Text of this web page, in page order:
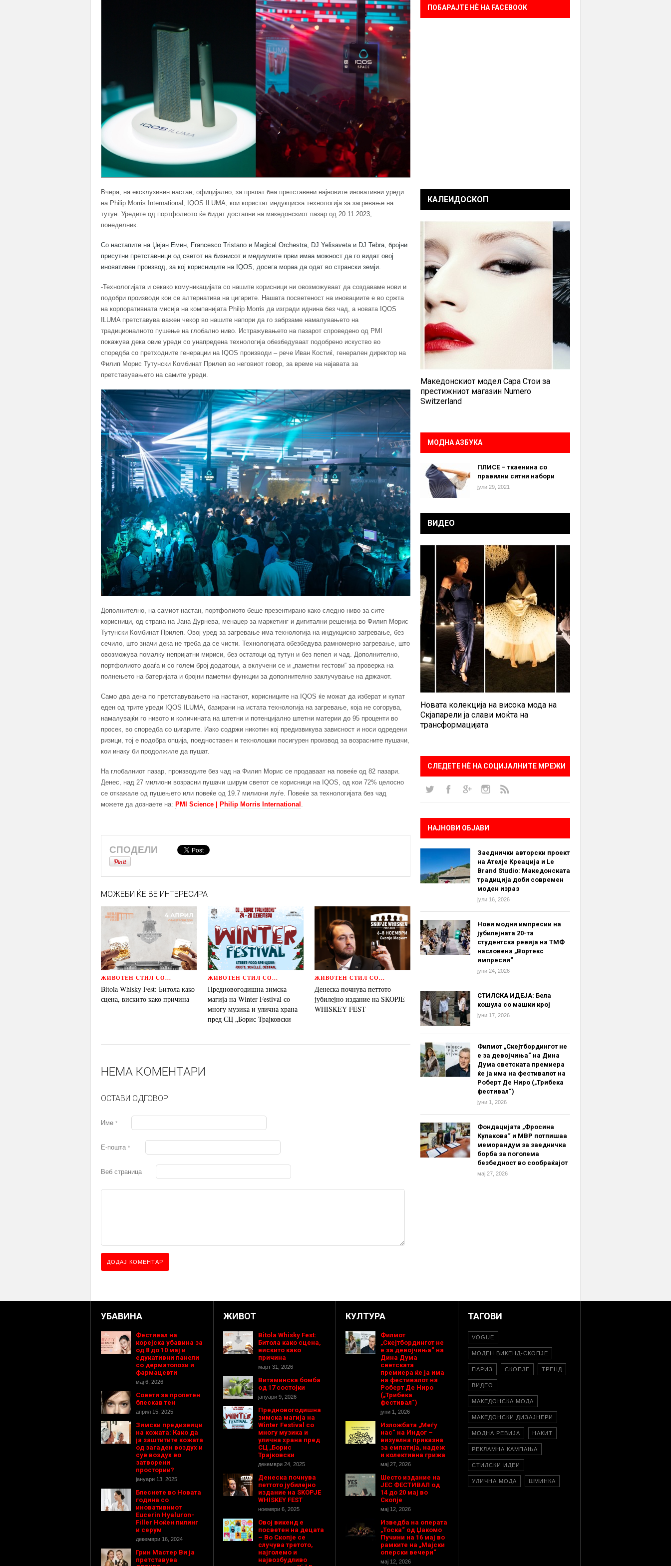
Вчера, на ексклузивен настан, официјално, за првпат беа претставени најновите иновативни уреди
на Philip Morris International, IQOS ILUMA, кои користат индукциска технологија за загревање на
тутун. Уредите од портфолиото ќе бидат достапни на македонскиот пазар од 20.11.2023,
понеделник.
Со настапите на Џијан Емин, Francesco Tristano и Magical Orchestra, DJ Yelisaveta и DJ Tebra, бројни
присутни претставници од светот на бизнисот и медиумите први имаа можност да го видат овој
иновативен производ, за кој корисниците на IQOS, досега мораа да одат во странски земји.
-Технологијата и секако комуникацијата со нашите корисници ни овозможуваат да создаваме нови и
подобри производи кои се алтернатива на цигарите. Нашата посветеност на иновациите е во сржта
на корпоративната мисија на компанијата Philip Morris да изгради иднина без чад, а новата IQOS
ILUMA претставува важен чекор во нашите напори да го забрзаме намалувањето на
традиционалното пушење на глобално ниво. Истражувањето на пазарот спроведено од PMI
покажува дека овие уреди со унапредена технологија обезбедуваат подобрено искуство во
споредба со претходните генерации на IQOS производи – рече Иван Костиќ, генерален директор на
Филип Морис Тутунски Комбинат Прилеп во неговиот говор, за време на најавата за
претставувањето на самите уреди.
Дополнително, на самиот настан, портфолиото беше презентирано како следно ниво за сите
корисници, од страна на Јана Дурнева, менаџер за маркетинг и дигитални решенија во Филип Морис
Тутунски Комбинат Прилеп. Овој уред за загревање има технологија на индукциско загревање, без
сечило, што значи дека не треба да се чисти. Технологијата обезбедува рамномерно загревање, што
овозможува помалку непријатни мириси, без остатоци од тутун и без пепел и чад. Дополнително,
портфолиото доаѓа и со голем број додатоци, а вклучени се и „паметни гестови“ за проверка на
полнењето на батеријата и бројни паметни функции за дополнително заклучување на држачот.
Само два дена по претставувањето на настанот, корисниците на IQOS ќе можат да изберат и купат
еден од трите уреди IQOS ILUMA, базирани на истата технологија на загревање, која не согорува,
намалувајќи го нивото и количината на штетни и потенцијално штетни материи до 95 проценти во
просек, во споредба со цигарите. Иако содржи никотин кој предизвикува зависност и носи одредени
ризици, тој е подобра опција, поедноставен и технолошки посигурен производ за возрасните пушачи,
кои инаку би продолжиле да пушат.
На глобалниот пазар, производите без чад на Филип Морис се продаваат на повеќе од 82 пазари.
Денес, над 27 милиони возрасни пушачи ширум светот се корисници на IQOS, од кои 72% целосно
се откажале од пушењето или повеќе од 19.7 милиони луѓе. Повеќе за технологијата без чад
можете да дознаете на: PMI Science | Philip Morris International
СПОДЕЛИ
МОЖЕБИ ЌЕ ВЕ ИНТЕРЕСИРА
ЖИВОТЕН СТИЛ СО...
Bitola Whisky Fest: Битола како
сцена, вискито како причина
ЖИВОТЕН СТИЛ СО...
Предновогодишнa зимска
магија на Winter Festival со
многу музика и улична храна
пред СЦ „Борис Трајковски
ЖИВОТЕН СТИЛ СО...
Денеска почнува петтото
јубилејно издание на SKOPJE
WHISKEY FEST
НЕМА КОМЕНТАРИ
ОСТАВИ ОДГОВОР
Име *
Е-пошта *
Веб страница
ПОБАРАЈТЕ НÈ НА FACEBOOK
КАЛЕИДОСКОП
Македонскиот модел Сара Стои за
престижниот магазин Numero
Switzerland
МОДНА АЗБУКА
ПЛИСЕ – ткаенина со
правилни ситни набори
јули 29, 2021
ВИДЕО
Новата колекција на висока мода на
Скјапарели ја слави моќта на
трансформацијата
СЛЕДЕТЕ НÈ НА СОЦИЈАЛНИТЕ МРЕЖИ
НАЈНОВИ ОБЈАВИ
Заеднички авторски проект
на Ателје Креација и Le
Brand Studio: Македонската
традиција доби современ
моден израз
јули 16, 2026
Нови модни импресии на
јубилејната 20-та
студентска ревија на ТМФ
насловена „Вортекс
импресии“
јуни 24, 2026
СТИЛСКА ИДЕЈА: Бела
кошула со машки крој
јуни 17, 2026
Филмот „Скејтбордингот не
е за девојчиња“ на Дина
Дума светската премиера
ќе ја има на фестивалот на
Роберт Де Ниро („Трибека
фестивал“)
јуни 1, 2026
Фондацијата „Фросина
Кулакова“ и МВР потпишаа
меморандум за заедничка
борба за поголема
безбедност во сообраќајот
мај 27, 2026
УБАВИНА
Фестивал на
корејска убавина за
од 8 до 10 мај и
едукативни панели
со дерматолози и
фармацевти
мај 6, 2026
Совети за пролетен
блескав тен
април 15, 2025
Зимски предизвици
на кожата: Како да
ја заштитите кожата
од загаден воздух и
сув воздух во
затворени
простории?
јануари 13, 2025
Блеснете во Новата
година со
иновативниот
Eucerin Hyaluron-
Filler Ноќен пилинг
и серум
декември 16, 2024
Грин Мастер Ви ја
претставува
ЖИВОТ
Bitola Whisky Fest:
Битола како сцена,
вискито како
причина
март 31, 2026
Витаминска бомба
од 17 состојки
јануари 9, 2026
Предновогодишнa
зимска магија на
Winter Festival со
многу музика и
улична храна пред
СЦ „Борис
Трајковски
декември 24, 2025
Денеска почнува
петтото јубилејно
издание на SKOPJE
WHISKEY FEST
ноември 6, 2025
Овој викенд е
посветен на децата
– Во Скопје се
случува третото,
најголемо и
највозбудливо
КУЛТУРА
Филмот
„Скејтбордингот не
е за девојчиња“ на
Дина Дума
светската
премиера ќе ја има
на фестивалот на
Роберт Де Ниро
(„Трибека
фестивал“)
јуни 1, 2026
Изложбата „Меѓу
нас“ на Индог –
визуелна приказна
за емпатија, надеж
и колективна грижа
мај 27, 2026
Шесто издание на
ЈЕС ФЕСТИВАЛ од
14 до 20 мај во
Скопје
мај 12, 2026
Изведба на операта
„Тоска“ од Џакомо
Пучини на 16 мај во
рамките на „Мајски
оперски вечери“
мај 12, 2026
ТАГОВИ
VOGUE
МОДЕН ВИКЕНД-СКОПЈЕ
ПАРИЗ СКОПЈЕ ТРЕНД
ВИДЕО
МАКЕДОНСКА МОДА
МАКЕДОНСКИ ДИЗАЈНЕРИ
МОДНА РЕВИЈА НАКИТ
РЕКЛАМНА КАМПАЊА
СТИЛСКИ ИДЕИ
УЛИЧНА МОДА ШМИНКА